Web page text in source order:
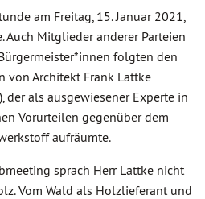
am Freitag, 15. Januar 2021,
Auch Mitglieder anderer Parteien
folgten den
von Architekt Frank Lattke
), der als ausgewiesener Experte in
Vorurteilen gegenüber dem
aufräumte.
sprach Herr Lattke nicht
Vom Wald als Holzlieferant und